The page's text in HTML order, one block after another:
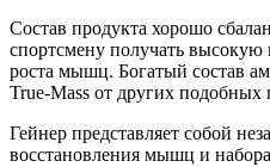
Состав продукта хорошо
спортсмену получать высокую
роста мышц. Богатый состав
True-Mass от других подобных
Гейнер представляет собой
восстановления мышц и